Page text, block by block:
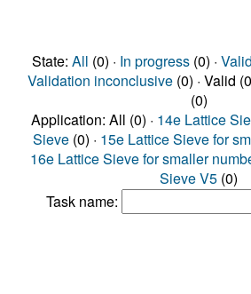
State: All (0) · In progress(0) ·
Validation inconclusive(0) · Valid
(0)
Application: All (0) · 14e Lattice
Sieve (0) · 15e Lattice Sieve for
16e Lattice Sieve for smaller
Sieve V5 (0)
Task name: